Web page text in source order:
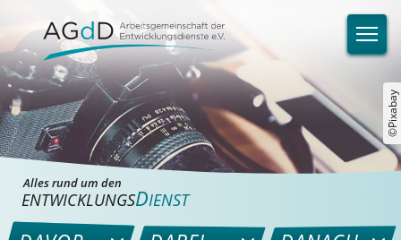
©Pixabay
Alles rund um den
ENTWICKLUNGSDIENST